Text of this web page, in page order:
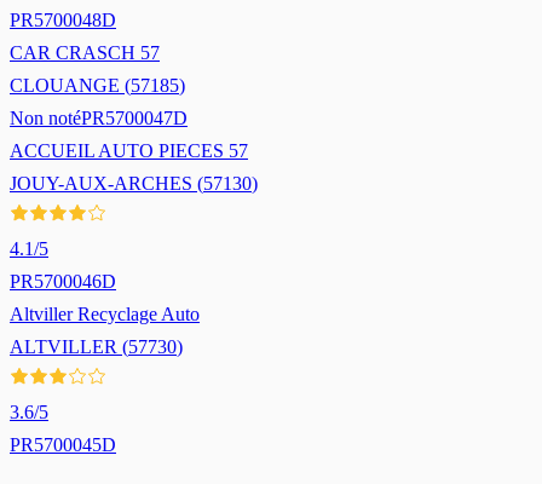
PR5700048D
CAR CRASCH 57
CLOUANGE (57185)
Non notéPR5700047D
ACCUEIL AUTO PIECES 57
JOUY-AUX-ARCHES (57130)
4.1/5
PR5700046D
Altviller Recyclage Auto
ALTVILLER (57730)
3.6/5
PR5700045D